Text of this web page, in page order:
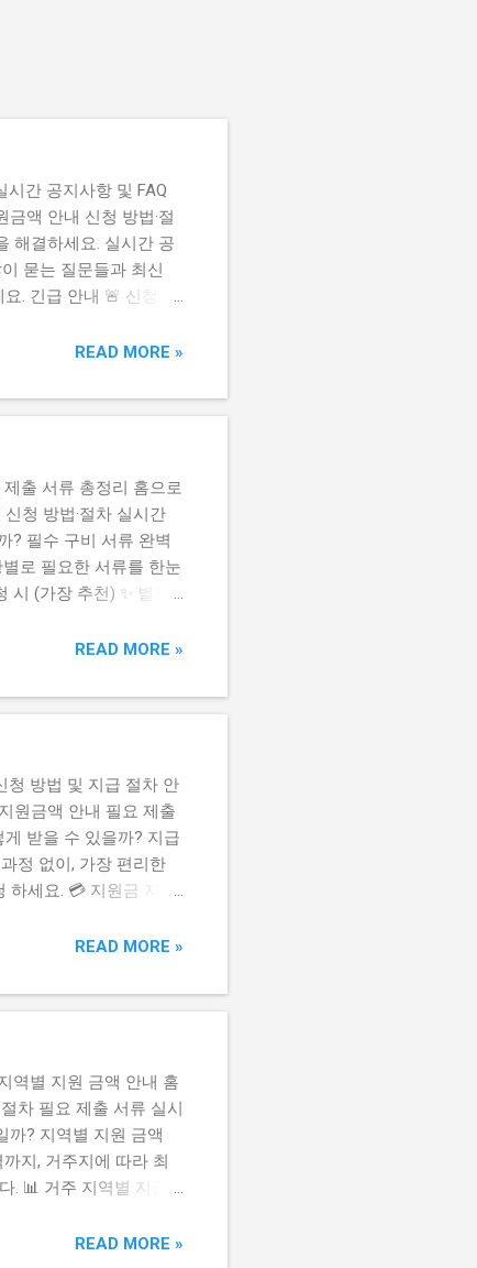
간 공지사항 및 FAQ
액 안내 신청 방법·절
해결하세요. 실시간 공
묻는 질문들과 최신
. 긴급 안내 🚨 신청 마
READ MORE »
출 서류 총정리 홈으로
청 방법·절차 실시간
? 필수 구비 서류 완벽
로 필요한 서류를 한눈
(가장 추천) ✨ 별도
READ MORE »
청 방법 및 지급 절차 안
원금액 안내 필요 제출
받을 수 있을까? 지급
정 없이, 가장 편리한
하세요. 💳 지원금 지급
하나를 선택하여 수령
READ MORE »
역별 지원 금액 안내 홈
차 필요 제출 서류 실시
까? 지역별 지원 금액
지, 거주지에 따라 최
. 📊 거주 지역별 지급
거주 지역에 따라 4단
READ MORE »